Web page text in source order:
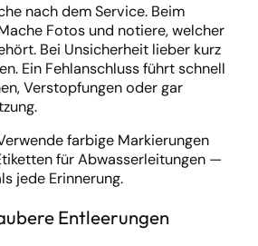
nach dem Service. Beim
Fotos und notiere, welcher
Bei Unsicherheit lieber kurz
Ein Fehlanschluss führt schnell
Verstopfungen oder gar
farbige Markierungen
für Abwasserleitungen —
jede Erinnerung.
Entleerungen